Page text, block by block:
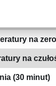
na zero
na
(30 minut)